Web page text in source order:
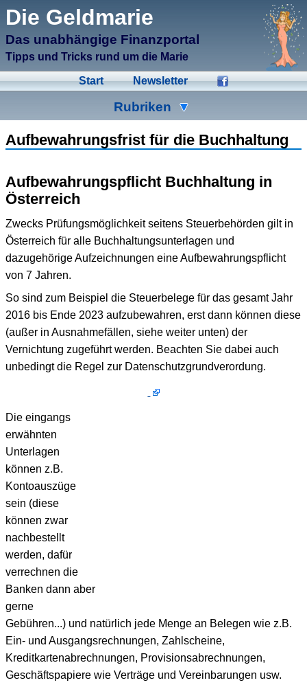
Die Geldmarie
Das unabhängige Finanzportal
Tipps und Tricks rund um die Marie
Start Newsletter
Rubriken
Energiesparen Fonds Formulare
Kleingeld Kredite Spartipps
Steuern
Wertpapiere Wirtschaft
Aufbewahrungsfrist für die Buchhaltung
Aufbewahrungspflicht Buchhaltung in
Österreich
Zwecks Prüfungsmöglichkeit seitens Steuerbehörden gilt in
Österreich für alle Buchhaltungsunterlagen und
dazugehörige Aufzeichnungen eine Aufbewahrungspflicht
von 7 Jahren.
So sind zum Beispiel die Steuerbelege für das gesamt Jahr
2016 bis Ende 2023 aufzubewahren, erst dann können diese
(außer in Ausnahmefällen, siehe weiter unten) der
Vernichtung zugeführt werden. Beachten Sie dabei auch
unbedingt die Regel zur Datenschutzgrundverordung.
Die eingangs
erwähnten
Unterlagen
können z.B.
Kontoauszüge
sein (diese
können zwar
nachbestellt
werden, dafür
verrechnen die
Banken dann aber
gerne
Gebühren...) und natürlich jede Menge an Belegen wie z.B.
Ein- und Ausgangsrechnungen, Zahlscheine,
Kreditkartenabrechnungen, Provisionsabrechnungen,
Geschäftspapiere wie Verträge und Vereinbarungen usw.
μCMS α1.6
Validate HTML
Validate CSS
Check Links
Manage Files
↑E
↑C Create New Page